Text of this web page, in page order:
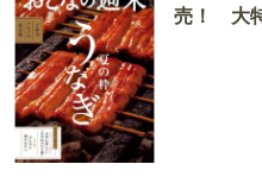
売！ 大特